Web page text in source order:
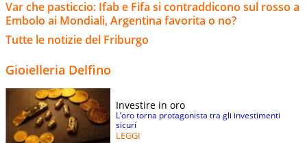
Var che pasticcio: Ifab e Fifa si contraddicono sul rosso a
Embolo ai Mondiali, Argentina favorita o no?
Tutte le notizie del Friburgo
Gioielleria Delfino
Investire in oro
L’oro torna protagonista tra gli investimenti
sicuri
LEGGI